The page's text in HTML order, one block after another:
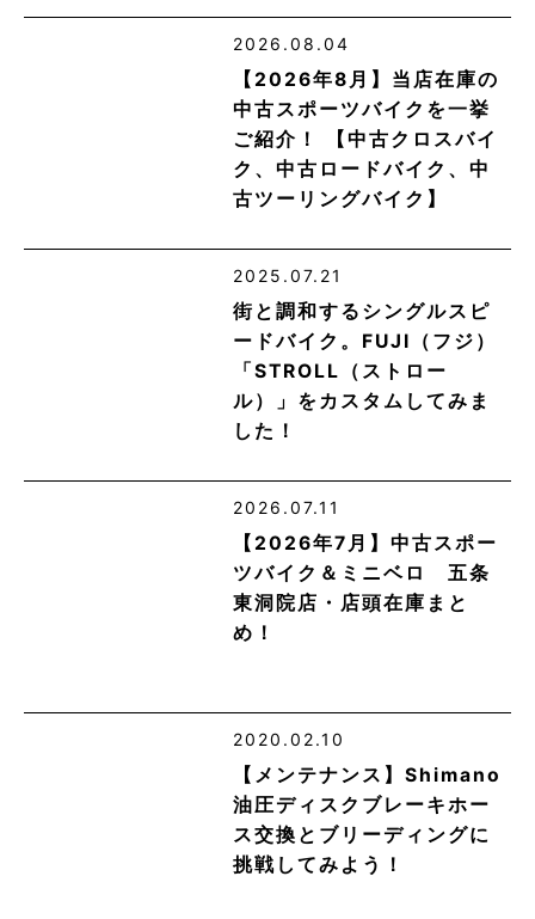
2026.08.04
【2026年8月】当店在庫の
中古スポーツバイクを一挙
ご紹介！ 【中古クロスバイ
ク、中古ロードバイク、中
古ツーリングバイク】
2025.07.21
街と調和するシングルスピ
ードバイク。FUJI（フジ）
「STROLL（ストロー
ル）」をカスタムしてみま
した！
2026.07.11
【2026年7月】中古スポー
ツバイク＆ミニベロ 五条
東洞院店・店頭在庫まと
め！
2020.02.10
【メンテナンス】Shimano
油圧ディスクブレーキホー
ス交換とブリーディングに
挑戦してみよう！